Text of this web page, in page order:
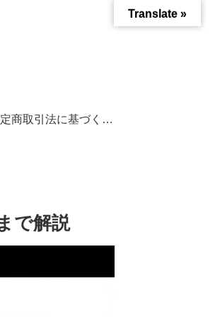
特定商取引法に基づく表記
で解説
Translate »